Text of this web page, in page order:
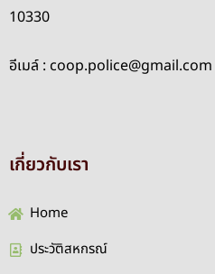
10330
อีเมล์ : coop.police@gmail.com
เกี่ยวกับเรา
Home
ประวัติสหกรณ์